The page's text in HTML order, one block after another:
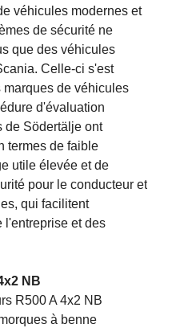
véhicules modernes et
de sécurité ne
que des véhicules
Celle-ci s'est
marques de véhicules
d'évaluation
de Södertälje ont
termes de faible
utile élevée et de
pour le conducteur et
qui facilitent
l'entreprise et des
NB
R500 A 4x2 NB
à benne